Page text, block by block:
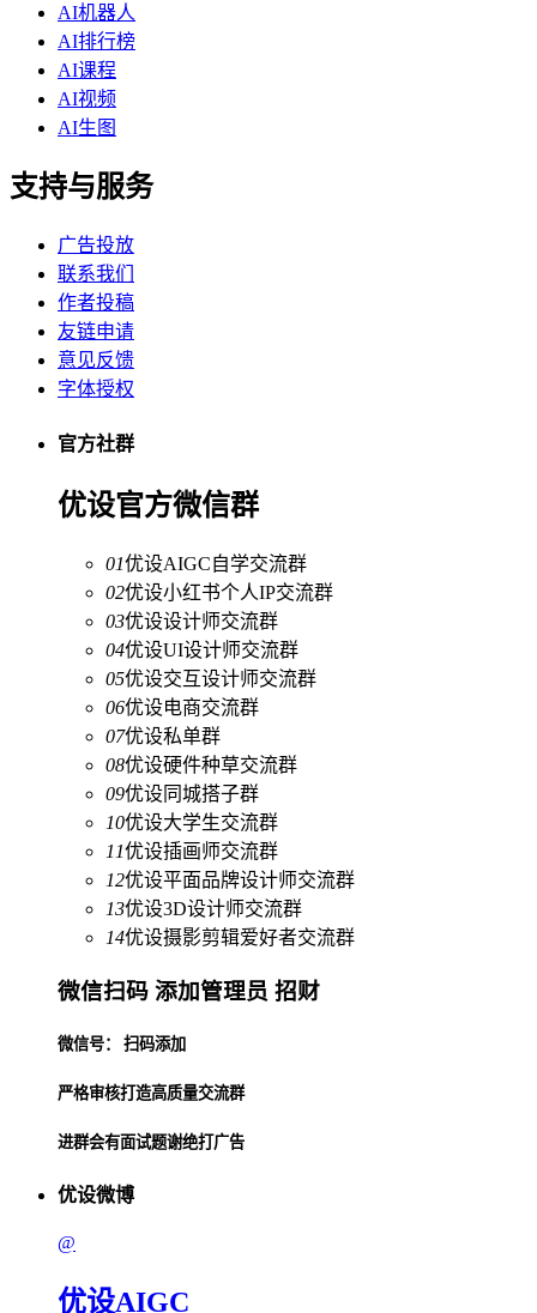
AI机器人
AI排行榜
AI课程
AI视频
AI生图
支持与服务
广告投放
联系我们
作者投稿
友链申请
意见反馈
字体授权
官方社群
优设官方微信群
01优设AIGC自学交流群
02优设小红书个人IP交流群
03优设设计师交流群
04优设UI设计师交流群
05优设交互设计师交流群
06优设电商交流群
07优设私单群
08优设硬件种草交流群
09优设同城搭子群
10优设大学生交流群
11优设插画师交流群
12优设平面品牌设计师交流群
13优设3D设计师交流群
14优设摄影剪辑爱好者交流群
微信扫码 添加管理员 招财
微信号： 扫码添加
严格审核打造高质量交流群
进群会有面试题谢绝打广告
优设微博
@
优设AIGC